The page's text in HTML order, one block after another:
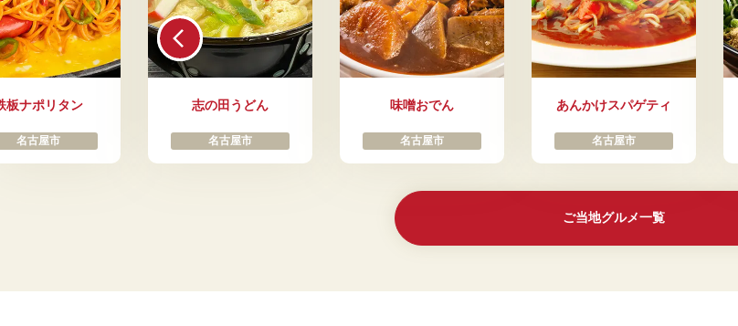
板ナポリタン
名古屋市
志の田うどん
名古屋市
味噌おでん
名古屋市
あんかけスパゲティ
名古屋市
ご当地グルメ一覧